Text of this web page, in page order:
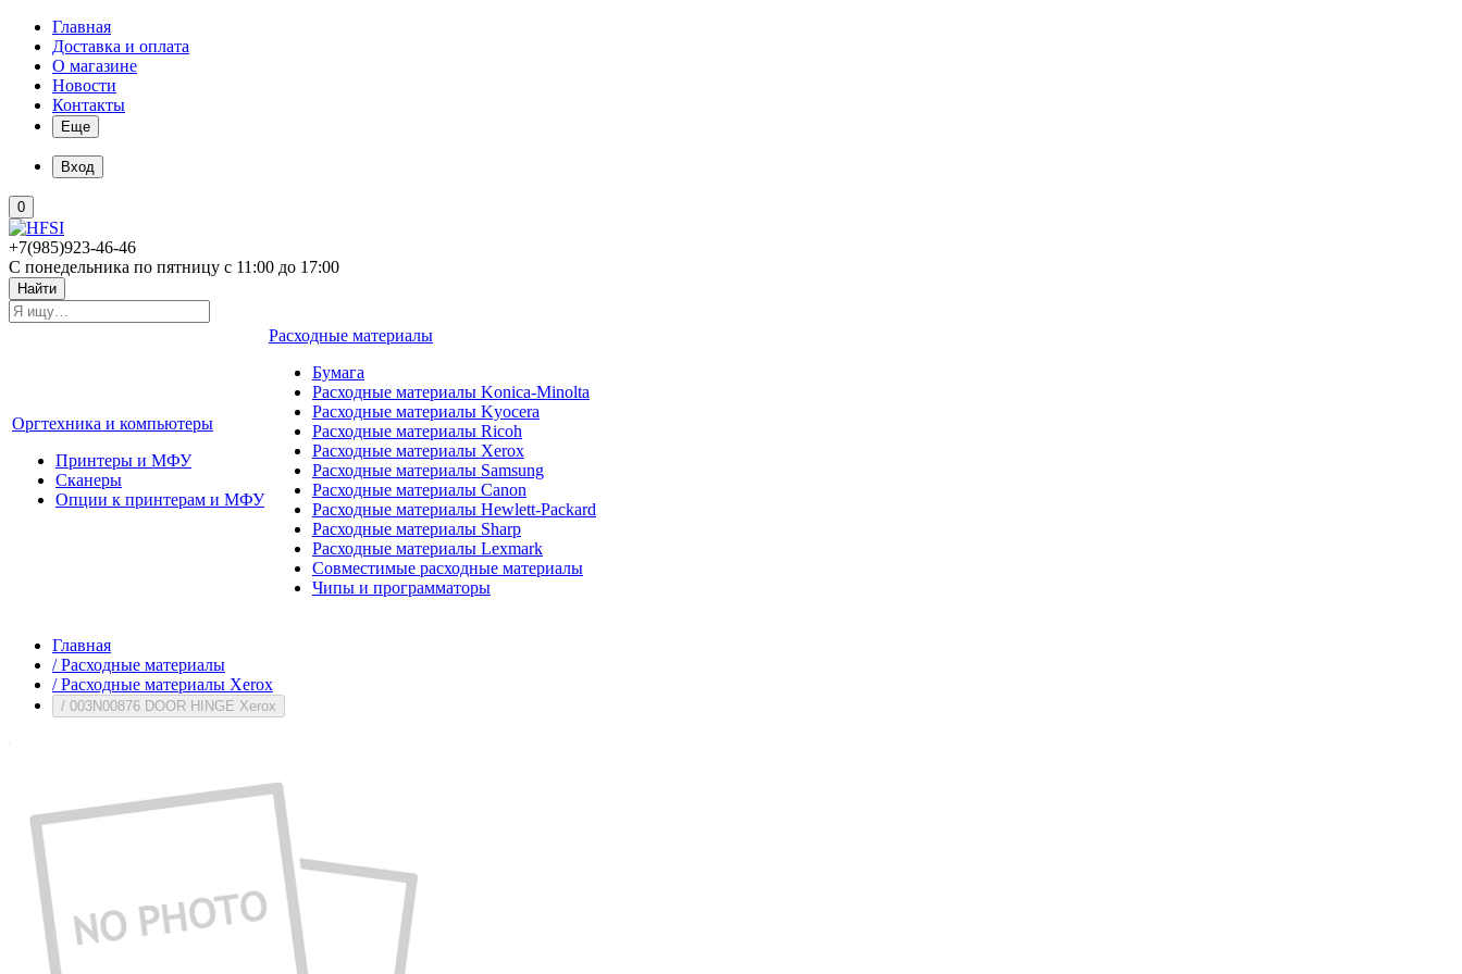
Главная
Доставка и оплата
О магазине
Новости
Контакты
Еще
Вход
0
+7(985)923-46-46
С понедельника по пятницу с 11:00 до 17:00
Найти
Оргтехника и компьютеры
Принтеры и МФУ
Сканеры
Опции к принтерам и МФУ
Расходные материалы
Бумага
Расходные материалы Konica-Minolta
Расходные материалы Kyocera
Расходные материалы Ricoh
Расходные материалы Xerox
Расходные материалы Samsung
Расходные материалы Canon
Расходные материалы Hewlett-Packard
Расходные материалы Sharp
Расходные материалы Lexmark
Совместимые расходные материалы
Чипы и программаторы
Главная
/ Расходные материалы
/ Расходные материалы Xerox
/ 003N00876 DOOR HINGE Xerox